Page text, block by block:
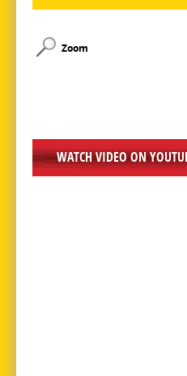
Zoom
WATCH VIDEO ON